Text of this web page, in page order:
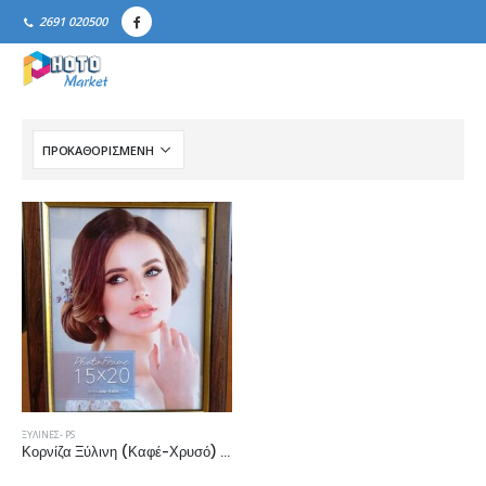
2691 020500
ΞΎΛΙΝΕΣ- PS
Κορνίζα Ξύλινη (Καφέ-Χρυσό) NOVARA